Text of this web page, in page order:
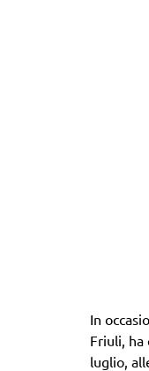
In
Friuli, ha
luglio,